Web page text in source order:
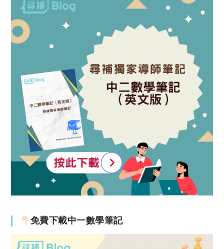
免費下載中一數學筆記